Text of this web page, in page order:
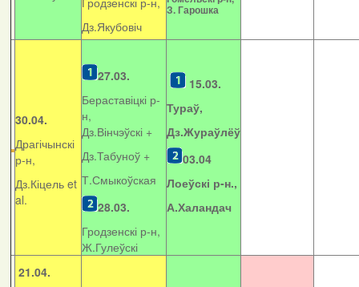
Дз.Якубовіч
З. Гарошка
30.04.
Драгічынскі
р-н,
Дз.Кіцель et
al.
27.03.
Бераставіцкі р-
н,
Дз.Вінчэўскі +
Дз.Табуноў +
Т.Смыкоўская
28.03.
Гродзенскі р-н,
Ж.Гулеўскі
15.03.
Тураў,
Дз.Жураўлёў
03.04
Лоеўскі р-н.,
А.Халандач
21.04.